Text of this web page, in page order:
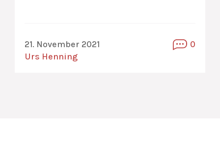
21. November 2021
Urs Henning
0